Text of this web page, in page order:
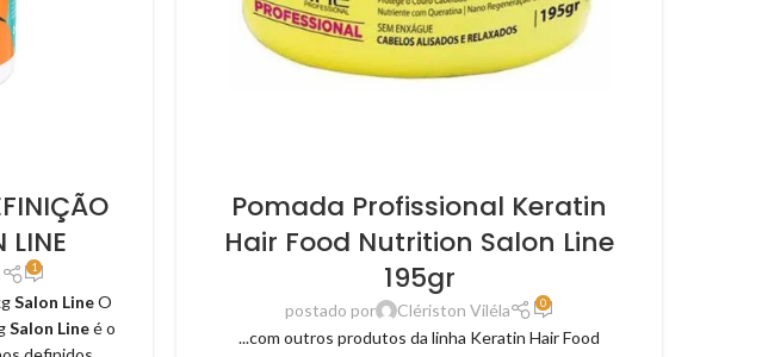
LINE
1
Salon LineO
Salon Lineé o
Pomada Profissional Keratin
Hair Food Nutrition Salon Line
195gr
postado por Clériston Viléla 0
...com outros produtos da linha Keratin Hair Food